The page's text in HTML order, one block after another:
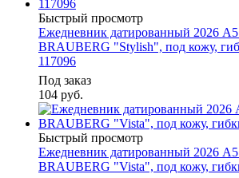
Быстрый просмотр
Ежедневник датированный 2026
BRAUBERG "Stylish", под кожу,
117096
Под заказ
104 руб.
Быстрый просмотр
Ежедневник датированный 2026
BRAUBERG "Vista", под кожу,